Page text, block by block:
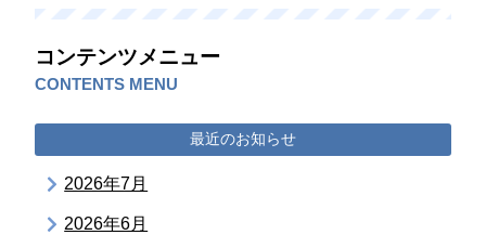
コンテンツメニュー
CONTENTS MENU
最近のお知らせ
2026年7月
2026年6月